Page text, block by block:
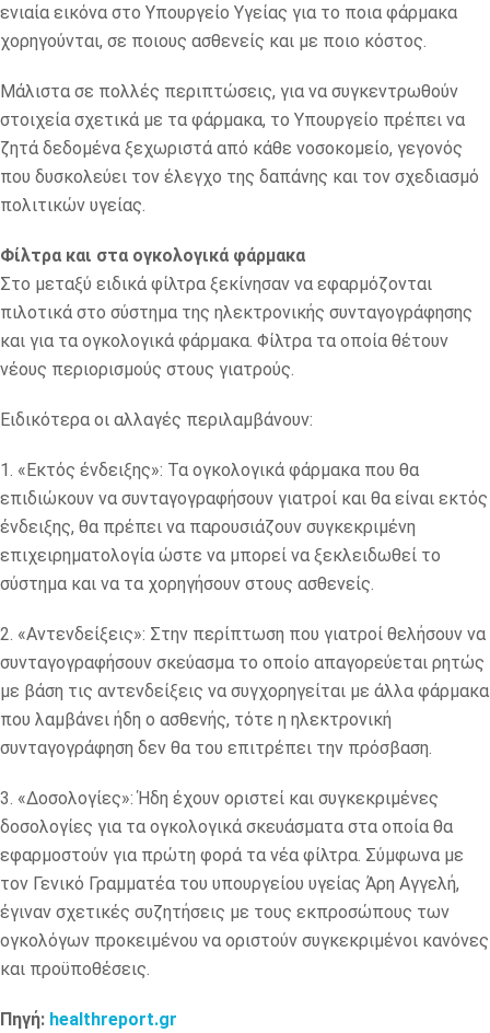
ενιαία εικόνα στο Υπουργείο Υγείας για το ποια φάρμακα
χορηγούνται, σε ποιους ασθενείς και με ποιο κόστος.
Μάλιστα σε πολλές περιπτώσεις, για να συγκεντρωθούν
στοιχεία σχετικά με τα φάρμακα, το Υπουργείο πρέπει να
ζητά δεδομένα ξεχωριστά από κάθε νοσοκομείο, γεγονός
που δυσκολεύει τον έλεγχο της δαπάνης και τον σχεδιασμό
πολιτικών υγείας.
Φίλτρα και στα ογκολογικά φάρμακα
Στο μεταξύ ειδικά φίλτρα ξεκίνησαν να εφαρμόζονται
πιλοτικά στο σύστημα της ηλεκτρονικής συνταγογράφησης
και για τα ογκολογικά φάρμακα. Φίλτρα τα οποία θέτουν
νέους περιορισμούς στους γιατρούς.
Ειδικότερα οι αλλαγές περιλαμβάνουν:
1. «Εκτός ένδειξης»: Τα ογκολογικά φάρμακα που θα
επιδιώκουν να συνταγογραφήσουν γιατροί και θα είναι εκτός
ένδειξης, θα πρέπει να παρουσιάζουν συγκεκριμένη
επιχειρηματολογία ώστε να μπορεί να ξεκλειδωθεί το
σύστημα και να τα χορηγήσουν στους ασθενείς.
2. «Αντενδείξεις»: Στην περίπτωση που γιατροί θελήσουν να
συνταγογραφήσουν σκεύασμα το οποίο απαγορεύεται ρητώς
με βάση τις αντενδείξεις να συγχορηγείται με άλλα φάρμακα
που λαμβάνει ήδη ο ασθενής, τότε η ηλεκτρονική
συνταγογράφηση δεν θα του επιτρέπει την πρόσβαση.
3. «Δοσολογίες»: Ήδη έχουν οριστεί και συγκεκριμένες
δοσολογίες για τα ογκολογικά σκευάσματα στα οποία θα
εφαρμοστούν για πρώτη φορά τα νέα φίλτρα. Σύμφωνα με
τον Γενικό Γραμματέα του υπουργείου υγείας Άρη Αγγελή,
έγιναν σχετικές συζητήσεις με τους εκπροσώπους των
ογκολόγων προκειμένου να οριστούν συγκεκριμένοι κανόνες
και προϋποθέσεις.
Πηγή: healthreport.gr